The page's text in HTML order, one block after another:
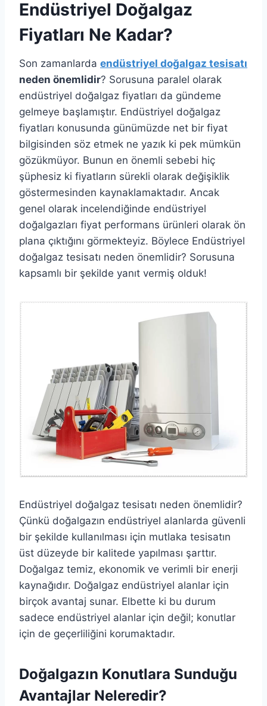
Endüstriyel Doğalgaz
Fiyatları Ne Kadar?
Son zamanlarda endüstriyel doğalgaz tesisatı
neden önemlidir? Sorusuna paralel olarak
endüstriyel doğalgaz fiyatları da gündeme
gelmeye başlamıştır. Endüstriyel doğalgaz
fiyatları konusunda günümüzde net bir fiyat
bilgisinden söz etmek ne yazık ki pek mümkün
gözükmüyor. Bunun en önemli sebebi hiç
şüphesiz ki fiyatların sürekli olarak değişiklik
göstermesinden kaynaklamaktadır. Ancak
genel olarak incelendiğinde endüstriyel
doğalgazları fiyat performans ürünleri olarak ön
plana çıktığını görmekteyiz. Böylece Endüstriyel
doğalgaz tesisatı neden önemlidir? Sorusuna
kapsamlı bir şekilde yanıt vermiş olduk!
Endüstriyel doğalgaz tesisatı neden önemlidir?
Çünkü doğalgazın endüstriyel alanlarda güvenli
bir şekilde kullanılması için mutlaka tesisatın
üst düzeyde bir kalitede yapılması şarttır.
Doğalgaz temiz, ekonomik ve verimli bir enerji
kaynağıdır. Doğalgaz endüstriyel alanlar için
birçok avantaj sunar. Elbette ki bu durum
sadece endüstriyel alanlar için değil; konutlar
için de geçerliliğini korumaktadır.
Doğalgazın Konutlara Sunduğu
Avantajlar Neleredir?